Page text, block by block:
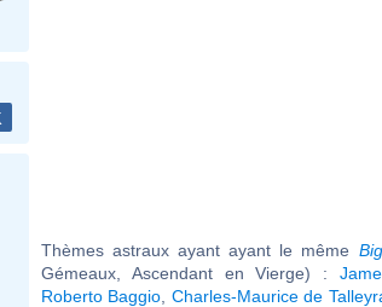
Thèmes astraux ayant ayant le même
Gémeaux, Ascendant en Vierge) :
Roberto Baggio Charles-Maurice de